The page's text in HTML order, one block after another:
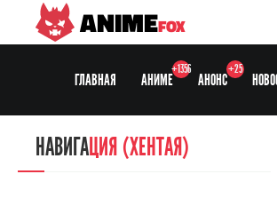
ANIMEFOX
ГЛАВНАЯ АНИМЕ
+1356
АНОНС
+25
НАВИГАЦИЯ
НАВИГАЦИЯ (ХЕНТАЯ)